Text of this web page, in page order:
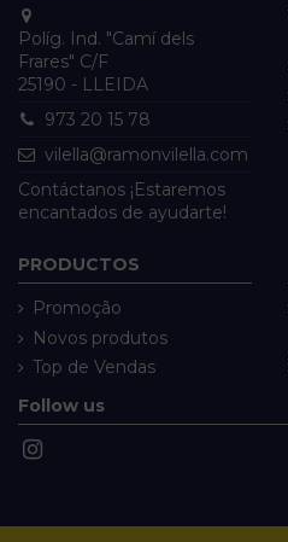
Políg. Ind. "Camí dels
Frares" C/F
25190 - LLEIDA
973 20 15 78
vilella@ramonvilella.com
Contáctanos ¡Estaremos
encantados de ayudarte!
PRODUCTOS
Promoção
Novos produtos
Top de Vendas
Follow us